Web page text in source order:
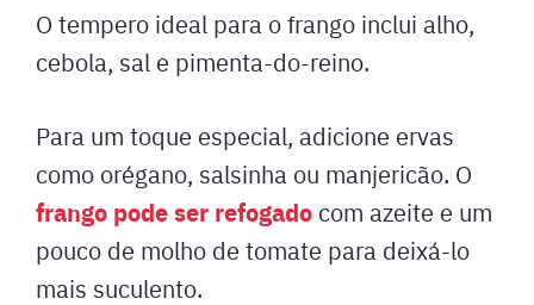
O tempero ideal para o frango inclui alho,
cebola, sal e pimenta-do-reino.
Para um toque especial, adicione ervas
como orégano, salsinha ou manjericão. O
frango pode ser refogado com azeite e um
pouco de molho de tomate para deixá-lo
mais suculento.